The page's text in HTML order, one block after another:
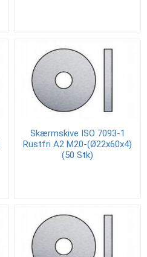
Skærmskive ISO 7093-1
Rustfri A2 M20-(Ø22x60x4)
(50 Stk)